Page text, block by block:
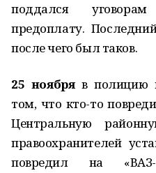
поддался
предоплату.
после чего был таков.
25 ноябряв полицию
том, что кто-то
Центральную
правоохранителей
повредил на